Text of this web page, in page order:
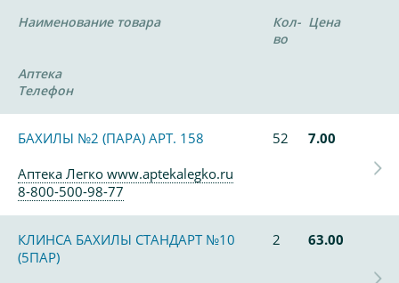
Наименование товара
Кол-
во
Цена
Аптека
Телефон
БАХИЛЫ №2 (ПАРА) АРТ. 158 52
7.00
Аптека Легко www.aptekalegko.ru
8-800-500-98-77
КЛИНСА БАХИЛЫ СТАНДАРТ №10
(5ПАР)
2 63.00